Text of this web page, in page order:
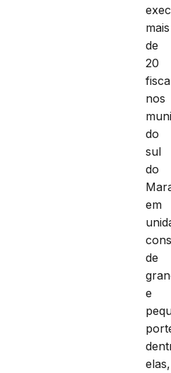
mais
de
20
nos
do
sul
do
em
de
e
elas,